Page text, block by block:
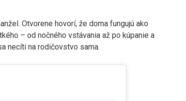
Otvorene hovorí, že doma fungujú ako
– od nočného vstávania až po kúpanie a
necíti na rodičovstvo sama.